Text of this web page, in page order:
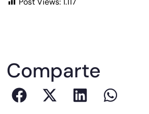
Comparte